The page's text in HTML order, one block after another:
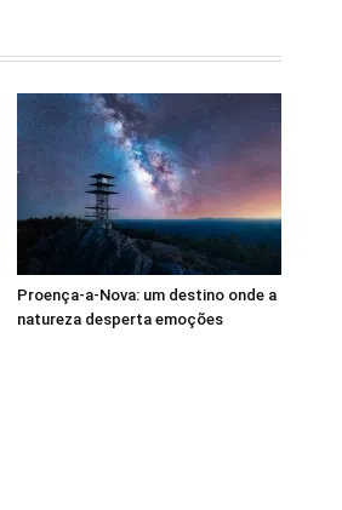
Proença-a-Nova: um destino onde a
natureza desperta emoções